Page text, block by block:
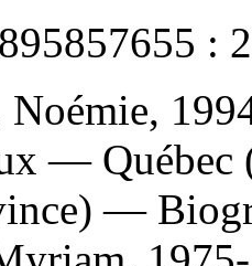
:
Noémie,
—
—